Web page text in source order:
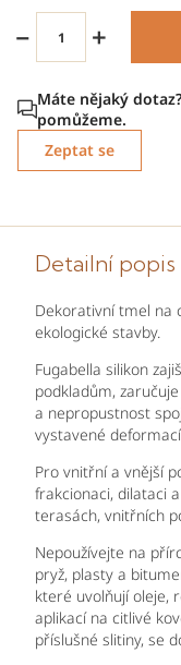
+
−
Zeptat se
Detailní
Dekorativní tmel na
ekologické stavby.
Fugabella silikon
podkladům,
a nepropustnost
vystavené
Pro vnitřní a vnější
frakcionaci, dilataci
terasách, vnitřních
Nepoužívejte na
pryž, plasty a
které uvolňují oleje,
aplikací na citlivé
příslušné slitiny, se